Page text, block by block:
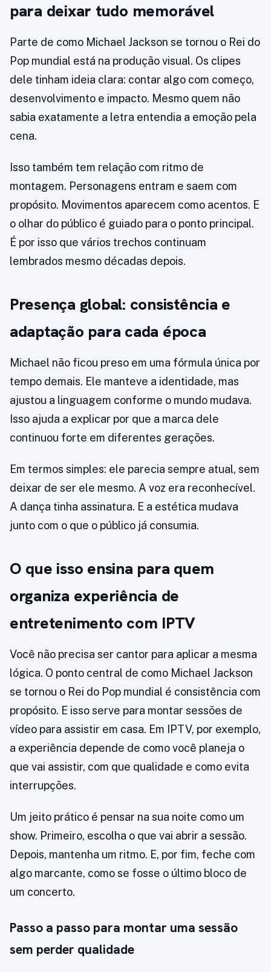
para deixar tudo memorável
Parte de como Michael Jackson se tornou o Rei do
Pop mundial está na produção visual. Os clipes
dele tinham ideia clara: contar algo com começo,
desenvolvimento e impacto. Mesmo quem não
sabia exatamente a letra entendia a emoção pela
cena.
Isso também tem relação com ritmo de
montagem. Personagens entram e saem com
propósito. Movimentos aparecem como acentos. E
o olhar do público é guiado para o ponto principal.
É por isso que vários trechos continuam
lembrados mesmo décadas depois.
Presença global: consistência e
adaptação para cada época
Michael não ficou preso em uma fórmula única por
tempo demais. Ele manteve a identidade, mas
ajustou a linguagem conforme o mundo mudava.
Isso ajuda a explicar por que a marca dele
continuou forte em diferentes gerações.
Em termos simples: ele parecia sempre atual, sem
deixar de ser ele mesmo. A voz era reconhecível.
A dança tinha assinatura. E a estética mudava
junto com o que o público já consumia.
O que isso ensina para quem
organiza experiência de
entretenimento com IPTV
Você não precisa ser cantor para aplicar a mesma
lógica. O ponto central de como Michael Jackson
se tornou o Rei do Pop mundial é consistência com
propósito. E isso serve para montar sessões de
vídeo para assistir em casa. Em IPTV, por exemplo,
a experiência depende de como você planeja o
que vai assistir, com que qualidade e como evita
interrupções.
Um jeito prático é pensar na sua noite como um
show. Primeiro, escolha o que vai abrir a sessão.
Depois, mantenha um ritmo. E, por fim, feche com
algo marcante, como se fosse o último bloco de
um concerto.
Passo a passo para montar uma sessão
sem perder qualidade